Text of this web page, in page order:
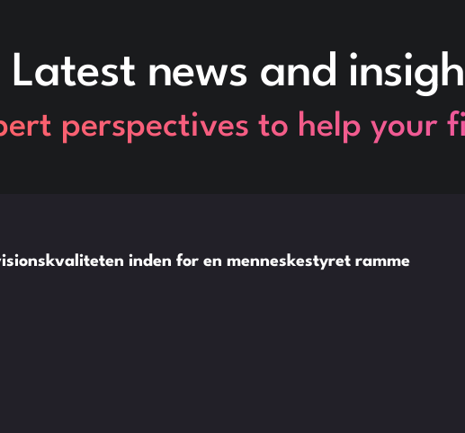
Latest news and
perspectives to help your
inden for en menneskestyret ramme